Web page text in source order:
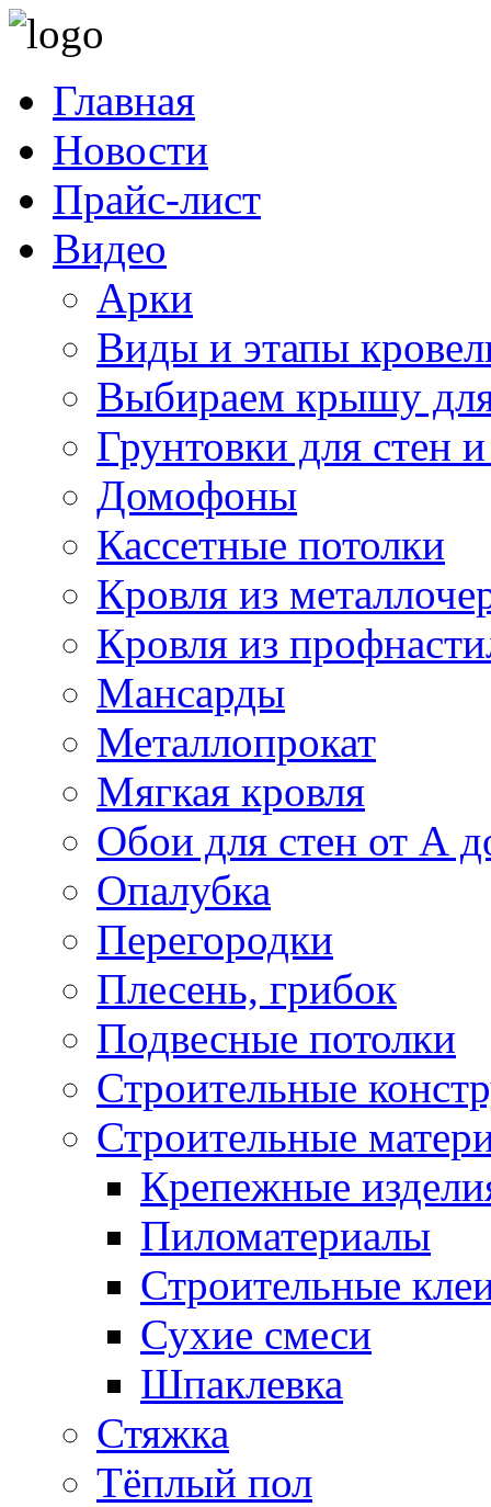
Главная
Новости
Прайс-лист
Видео
Арки
Виды и этапы
Выбираем крышу
Грунтовки для стен
Домофоны
Кассетные потолки
Кровля из
Кровля из
Мансарды
Металлопрокат
Мягкая кровля
Обои для стен от А
Опалубка
Перегородки
Плесень, грибок
Подвесные потолки
Строительные
Строительные
Крепежные
Пиломатериалы
Строительные
Сухие смеси
Шпаклевка
Стяжка
Тёплый пол